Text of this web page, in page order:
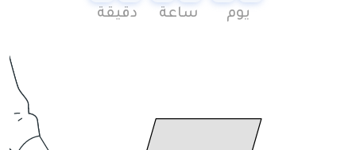
يوم ساعة دقيقة